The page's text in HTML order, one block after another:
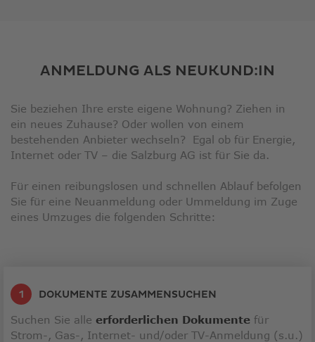
ANMELDUNG ALS NEUKUND:IN
Sie beziehen Ihre erste eigene Wohnung? Ziehen in
ein neues Zuhause? Oder wollen von einem
bestehenden Anbieter wechseln? Egal ob für Energie,
Internet oder TV – die Salzburg AG ist für Sie da.
Für einen reibungslosen und schnellen Ablauf befolgen
Sie für eine Neuanmeldung oder Ummeldung im Zuge
eines Umzuges die folgenden Schritte:
DOKUMENTE ZUSAMMENSUCHEN
Suchen Sie alle erforderlichen Dokumente für
Strom-, Gas-, Internet- und/oder TV-Anmeldung (s.u.)